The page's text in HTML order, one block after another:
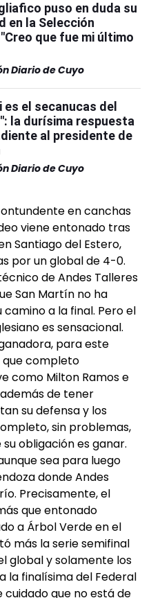
puso en duda su
en la Selección
que fue mi último
Diario de Cuyo
el secanucas del
la durísima respuesta
al presidente de
Diario de Cuyo
en canchas
viene entonado tras
Santiago del Estero,
por un global de 4-0.
de Andes Talleres
San Martín no ha
a la final. Pero el
es sensacional.
para este
completo
como Milton Ramos e
de tener
su defensa y los
sin problemas,
obligación es ganar.
sea para luego
donde Andes
Precisamente, el
que entonado
a Árbol Verde en el
más la serie semifinal
global y solamente los
la finalísima del Federal
cuidado que no está de